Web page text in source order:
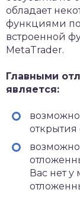
обладает
функциями по
встроенной
MetaTrader.
Главными
является:
открытия
Вас нет у